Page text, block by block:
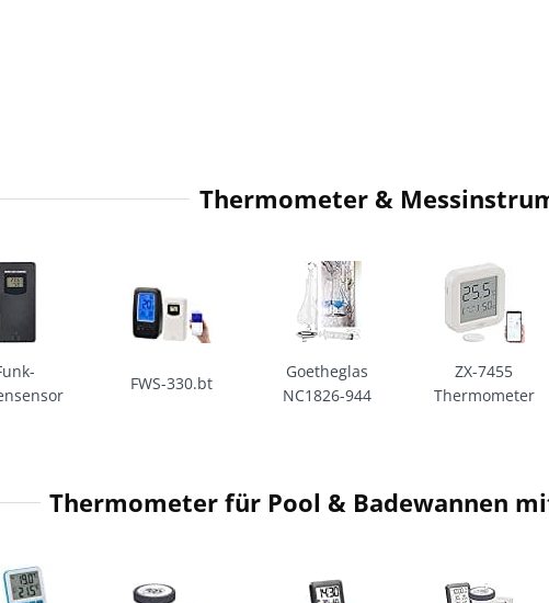
Thermometer &
FWS-330.bt
Goetheglas
NC1826-944
ZX-7455
Thermometer
Thermometer für Pool & Badewannen